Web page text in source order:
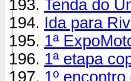
Tenda do
Ida para
1ª
1ª etapa
1º